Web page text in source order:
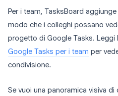
Per i team, TasksBoard
modo che i colleghi possano
progetto di Google Tasks. Leggi
Google Tasks per i team per
condivisione.
Se vuoi una panoramica visiva